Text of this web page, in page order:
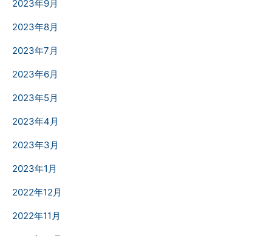
2023年9月
2023年8月
2023年7月
2023年6月
2023年5月
2023年4月
2023年3月
2023年1月
2022年12月
2022年11月